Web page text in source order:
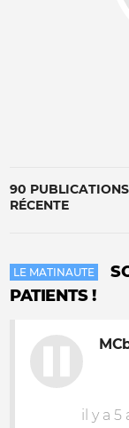
90 PUBLICATIONS
RÉCENTE
LE MATINAUTE
PATIENTS !
il y a 5